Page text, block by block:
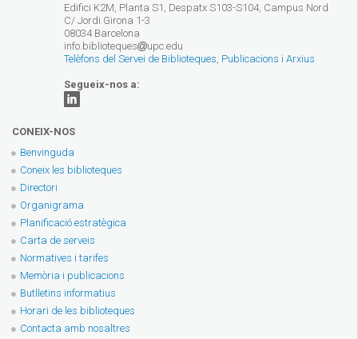
Edifici K2M, Planta S1, Despatx S103-S104, Campus Nord
C/ Jordi Girona 1-3
08034 Barcelona
info.biblioteques
upc.edu
Telèfons del Servei de Biblioteques, Publicacions i Arxius
Segueix-nos a:
CONEIX-NOS
Benvinguda
Coneix les biblioteques
Directori
Organigrama
Planificació estratègica
Carta de serveis
Normatives i tarifes
Memòria i publicacions
Butlletins informatius
Horari de les biblioteques
Contacta amb nosaltres